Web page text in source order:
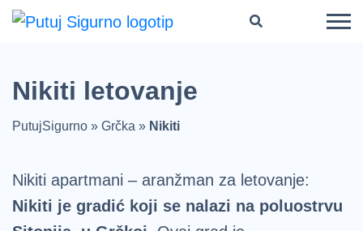
Nikiti letovanje
PutujSigurno » Grčka » Nikiti
Nikiti apartmani – aranžman za letovanje:
Nikiti je gradić koji se nalazi na poluostrvu